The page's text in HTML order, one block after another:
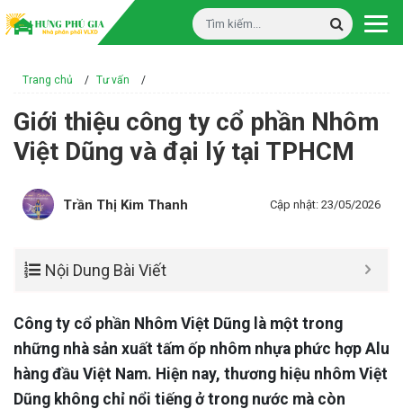
Trang chủ / Tư vấn /
Giới thiệu công ty cổ phần Nhôm
Việt Dũng và đại lý tại TPHCM
Trần Thị Kim Thanh Cập nhật: 23/05/2026
Nội Dung Bài Viết
Công ty cổ phần Nhôm Việt Dũng là một trong
những nhà sản xuất tấm ốp nhôm nhựa phức hợp Alu
hàng đầu Việt Nam. Hiện nay, thương hiệu nhôm Việt
Dũng không chỉ nổi tiếng ở trong nước mà còn